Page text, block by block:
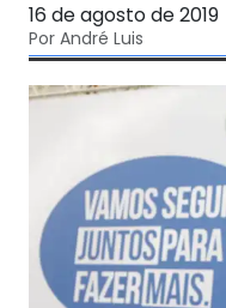
16 de agosto de 2019
Por André Luis